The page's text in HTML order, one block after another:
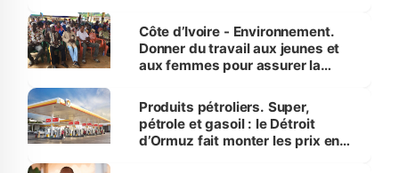
Côte d’Ivoire - Environnement.
Donner du travail aux jeunes et
aux femmes pour assurer la
menacées
Produits pétroliers. Super,
pétrole et gasoil : le Détroit
d’Ormuz fait monter les prix en